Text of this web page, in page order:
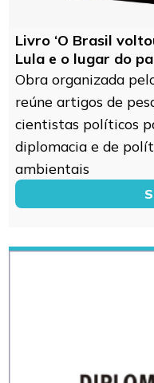
Livro ‘O Brasil
Lula e o lugar do
Obra organizada
reúne artigos de
cientistas políticos
diplomacia e de
ambientais